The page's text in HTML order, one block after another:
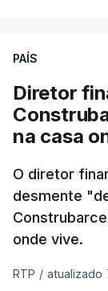
PAÍS
Diretor
na casa
O diretor
desmente
onde vive.
RTP / atualizado